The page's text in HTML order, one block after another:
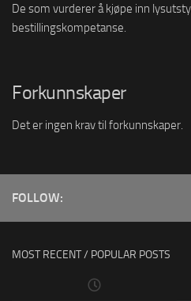
De som vurderer å kjøpe inn
bestillingskompetanse.
Forkunnskaper
Det er ingen krav til forkunnskaper.
FOLLOW:
MOST RECENT / POPULAR POSTS